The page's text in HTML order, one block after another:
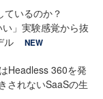
ているのか？
」実験感覚から抜
ル
NEW
Headless 360を発
されないSaaSの生